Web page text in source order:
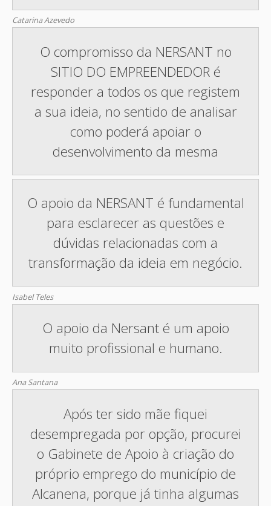
Catarina Azevedo
O compromisso da NERSANT no
SITIO DO EMPREENDEDOR é
responder a todos os que registem
a sua ideia, no sentido de analisar
como poderá apoiar o
desenvolvimento da mesma
O apoio da NERSANT é fundamental
para esclarecer as questões e
dúvidas relacionadas com a
transformação da ideia em negócio.
Isabel Teles
O apoio da Nersant é um apoio
muito profissional e humano.
Ana Santana
Após ter sido mãe fiquei
desempregada por opção, procurei
o Gabinete de Apoio à criação do
próprio emprego do município de
Alcanena, porque já tinha algumas